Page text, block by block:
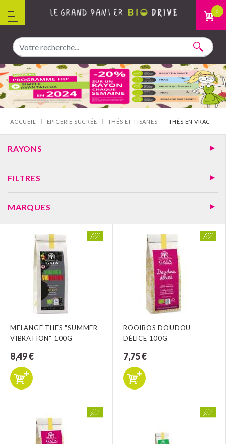
0
ACCUEIL EPICERIE SUCRÉE THÉS ET TISANES THÉS EN VRAC
RAYONS
FILTRES
MARQUES
MELANGE THES "SUMMER
VIBRATION" 100G
8,49 €
ROOIBOS DOUDOU
DÉLICE 100G
7,75 €